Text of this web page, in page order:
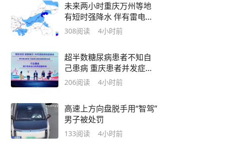
未来两小时重庆万州等地
有短时强降水 伴有雷电、
阵性大风
308阅读 4小时前
超半数糖尿病患者不知自
己患病 重庆患者并发症比
例达56% 专家来渝共探慢
206阅读 4小时前
高速上方向盘脱手用“智驾”
男子被处罚
133阅读 4小时前